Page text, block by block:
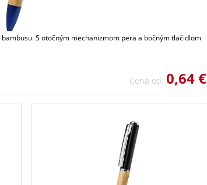
S otočným mechanizmom pera a bočným tlačidlom
Cena od 0,64 €